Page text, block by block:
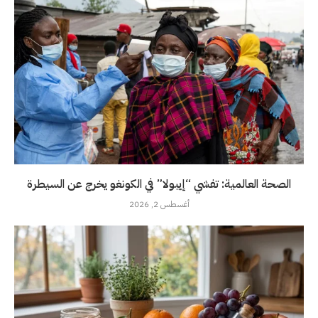
الصحة العالمية: تفشي “إيبولا” في الكونغو يخرج عن السيطرة
أغسطس 2, 2026